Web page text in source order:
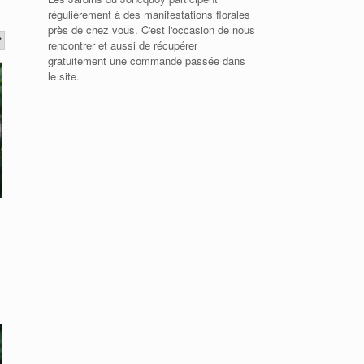
régulièrement à des manifestations florales
près de chez vous. C'est l'occasion de nous
rencontrer et aussi de récupérer
gratuitement une commande passée dans
le site.